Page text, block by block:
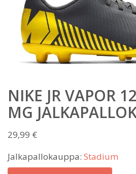
NIKE JR VAPOR
MG
29,99 €
Jalkapallokauppa: Stadium